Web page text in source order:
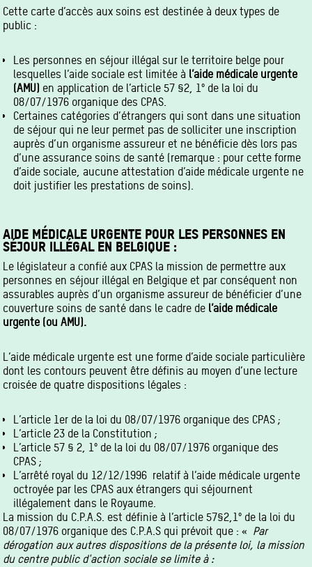
Cette carte d’accès aux soins est destinée à deux types de
public :
Les personnes en séjour illégal sur le territoire belge pour
lesquelles l’aide sociale est limitée à l’aide médicale urgente
(AMU) en application de l’article 57 §2, 1° de la loi du
08/07/1976 organique des CPAS.
Certaines catégories d’étrangers qui sont dans une situation
de séjour qui ne leur permet pas de solliciter une inscription
auprès d’un organisme assureur et ne bénéficie dès lors pas
d’une assurance soins de santé (remarque : pour cette forme
d’aide sociale, aucune attestation d’aide médicale urgente ne
doit justifier les prestations de soins).
AIDE MÉDICALE URGENTE POUR LES PERSONNES EN
SÉJOUR ILLÉGAL EN BELGIQUE :
Le législateur a confié aux CPAS la mission de permettre aux
personnes en séjour illégal en Belgique et par conséquent non
assurables auprès d’un organisme assureur de bénéficier d’une
couverture soins de santé dans le cadre de l’aide médicale
urgente (ou AMU).
L’aide médicale urgente est une forme d’aide sociale particulière
dont les contours peuvent être définis au moyen d’une lecture
croisée de quatre dispositions légales :
L’article 1er de la loi du 08/07/1976 organique des CPAS ;
L’article 23 de la Constitution ;
L’article 57 § 2, 1° de la loi du 08/07/1976 organique des
CPAS ;
L’arrêté royal du 12/12/1996 relatif à l’aide médicale urgente
octroyée par les CPAS aux étrangers qui séjournent
illégalement dans le Royaume.
La mission du C.P.A.S. est définie à l’article 57§2,1° de la loi du
08/07/1976 organique des C.P.A.S qui prévoit que : « Par
dérogation aux autres dispositions de la présente loi, la mission
du centre public d'action sociale se limite à :